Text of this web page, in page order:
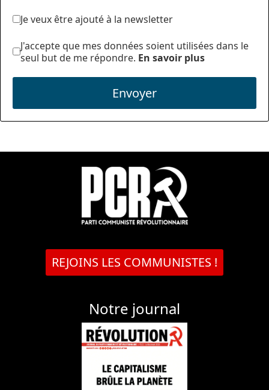
Je veux être ajouté à la newsletter
J'accepte que mes données soient utilisées dans le
seul but de me répondre. En savoir plus
Envoyer
REJOINS LES COMMUNISTES !
Notre journal